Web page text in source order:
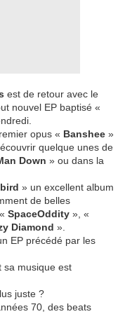
est de retour avec le
nouvel EP baptisé «
opus « Banshee »
quelque unes de
Down » ou dans la
» un excellent album
de belles
SpaceOddity », «
Diamond ».
EP précédé par les
sa musique est
juste ?
70, des beats